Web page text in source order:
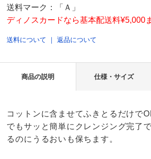
送料マーク：
「Ａ」
ディノスカードなら基本配送料¥5,000
送料について ｜返品について
商品の説明 仕様・サイズ
コットンに含ませてふきとるだけで
でもサッと簡単にクレンジング完了
るのにうるおいも保ちます。